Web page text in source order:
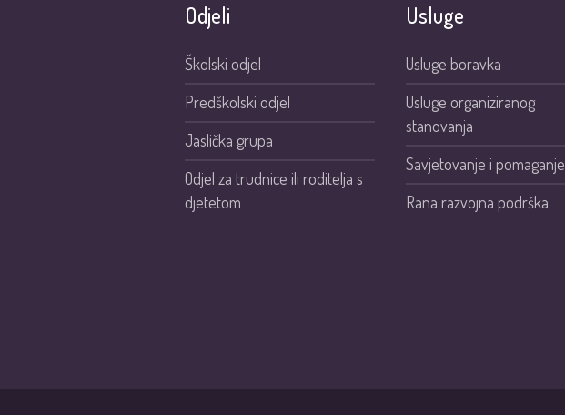
Odjeli
Školski odjel
Predškolski odjel
Jaslička grupa
Odjel za trudnice ili roditelja s
djetetom
Usluge
Usluge boravka
Usluge organiziranog
stanovanja
Savjetovanje i pomaganje
Rana razvojna podrška